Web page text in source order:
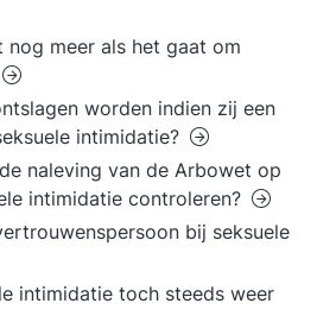
meer als het gaat om
worden indien zij een
intimidatie?
naleving van de Arbowet op
intimidatie controleren?
bij seksuele
intimidatie toch steeds weer